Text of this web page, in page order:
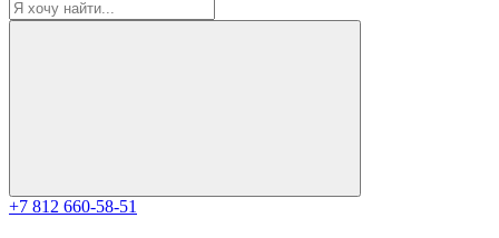
+7 812 660-58-51